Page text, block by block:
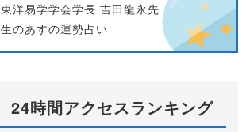
東洋易学学会学長 吉田龍永先
生のあすの運勢占い
24時間アクセスランキング